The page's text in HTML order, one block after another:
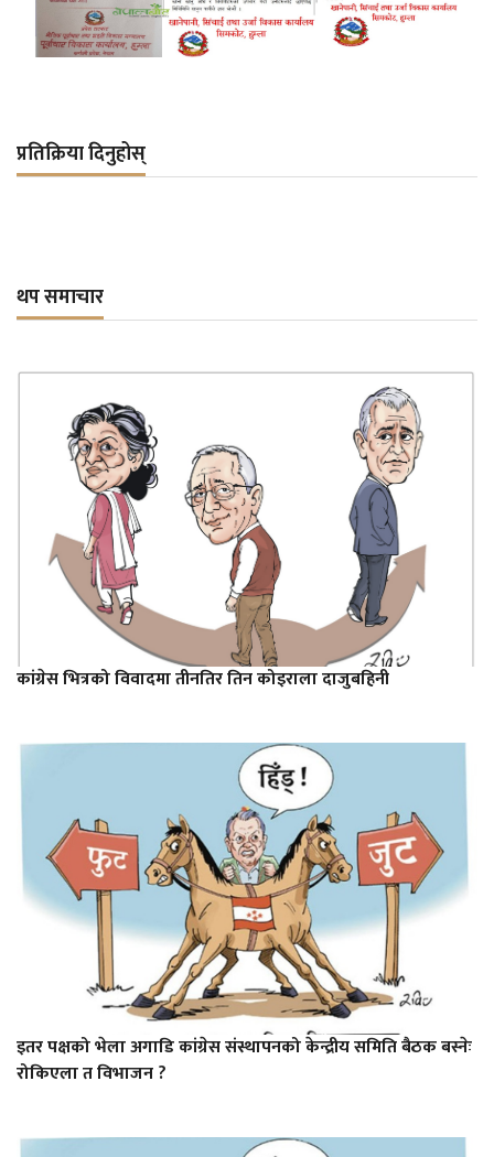
प्रतिक्रिया दिनुहोस्
थप समाचार
कांग्रेस भित्रको विवादमा तीनतिर तिन कोइराला दाजुबहिनी
इतर पक्षको भेला अगाडि कांग्रेस संस्थापनको केन्द्रीय समिति बैठक बस्नेः
रोकिएला त विभाजन ?